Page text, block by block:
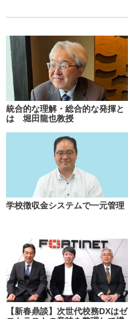
統合的な理解・総合的な発揮と
は 堀田龍也教授
学校徴収金システムで一元管理
【新春鼎談】次世代校務DXはゼ